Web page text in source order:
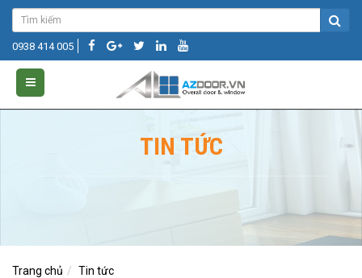
0938 414 005
TIN TỨC
Trang chủ
Tin tức